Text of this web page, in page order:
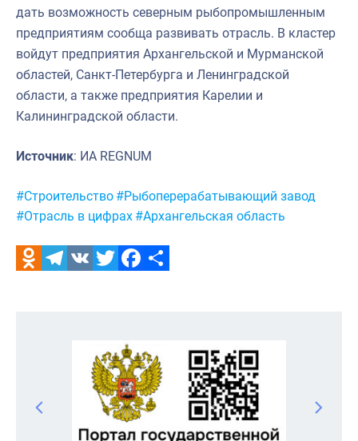
дать возможность северным рыбопромышленным
предприятиям сообща развивать отрасль. В кластер
войдут предприятия Архангельской и Мурманской
областей, Санкт-Петербурга и Ленинградской
области, а также предприятия Карелии и
Калининградской области.
Источник: ИА REGNUM
Метки:
#Строительство #Рыбоперерабатывающий завод
#Отрасль в цифрах #Архангельская область